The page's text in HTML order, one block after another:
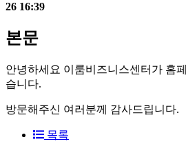
26 16:39
본문
안녕하세요 이룸비즈니스센터가 홈
습니다.
방문해주신 여러분께 감사드립니다.
목록